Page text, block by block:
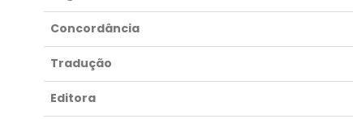
Concordância
Tradução
Editora